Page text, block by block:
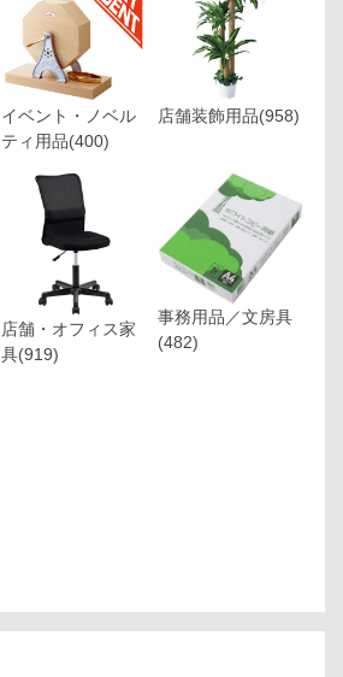
イベント・ノベル
ティ用品(400)
店舗装飾用品(958)
店舗・オフィス家
具(919)
事務用品／文房具
(482)